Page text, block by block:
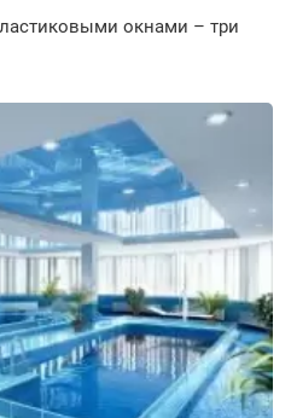
окнами – три